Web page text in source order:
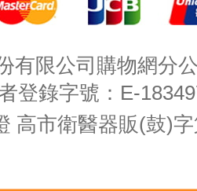
有限公司購物網分
登錄字號：E-
高市衛醫器販(鼓)